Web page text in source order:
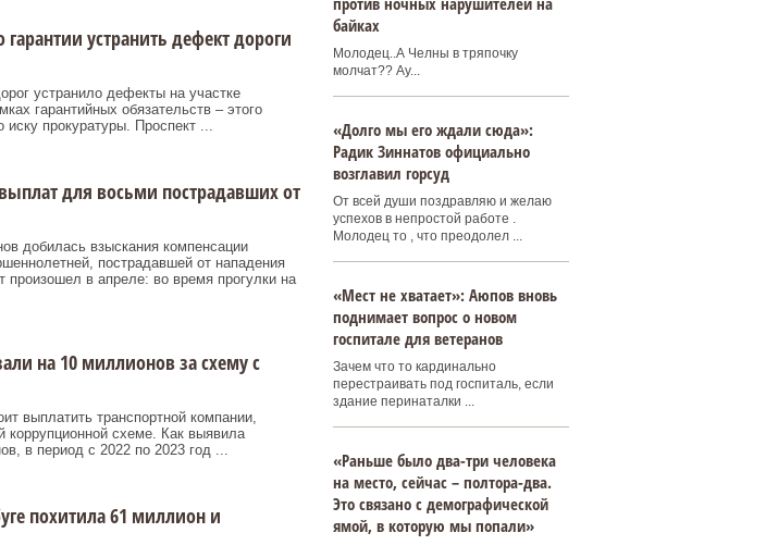
устранить дефект дороги
устранило дефекты на участке
гарантийных обязательств – этого
прокуратуры. Проспект ...
для восьми пострадавших от
добилась взыскания компенсации
пострадавшей от нападения
произошел в апреле: во время прогулки на
на 10 миллионов за схему с
выплатить транспортной компании,
коррупционной схеме. Как выявила
в период с 2022 по 2023 год ...
похитила 61 миллион и
байках
Молодец..А Челны в тряпочку
молчат?? Ау...
«Долго мы его ждали сюда»:
Радик Зиннатов официально
возглавил горсуд
От всей души поздравляю и желаю
успехов в непростой работе .
Молодец то , что преодолел ...
«Мест не хватает»: Аюпов вновь
поднимает вопрос о новом
госпитале для ветеранов
Зачем что то кардинально
перестраивать под госпиталь, если
здание перинаталки ...
«Раньше было два-три человека
на место, сейчас – полтора-два.
Это связано с демографической
ямой, в которую мы попали»